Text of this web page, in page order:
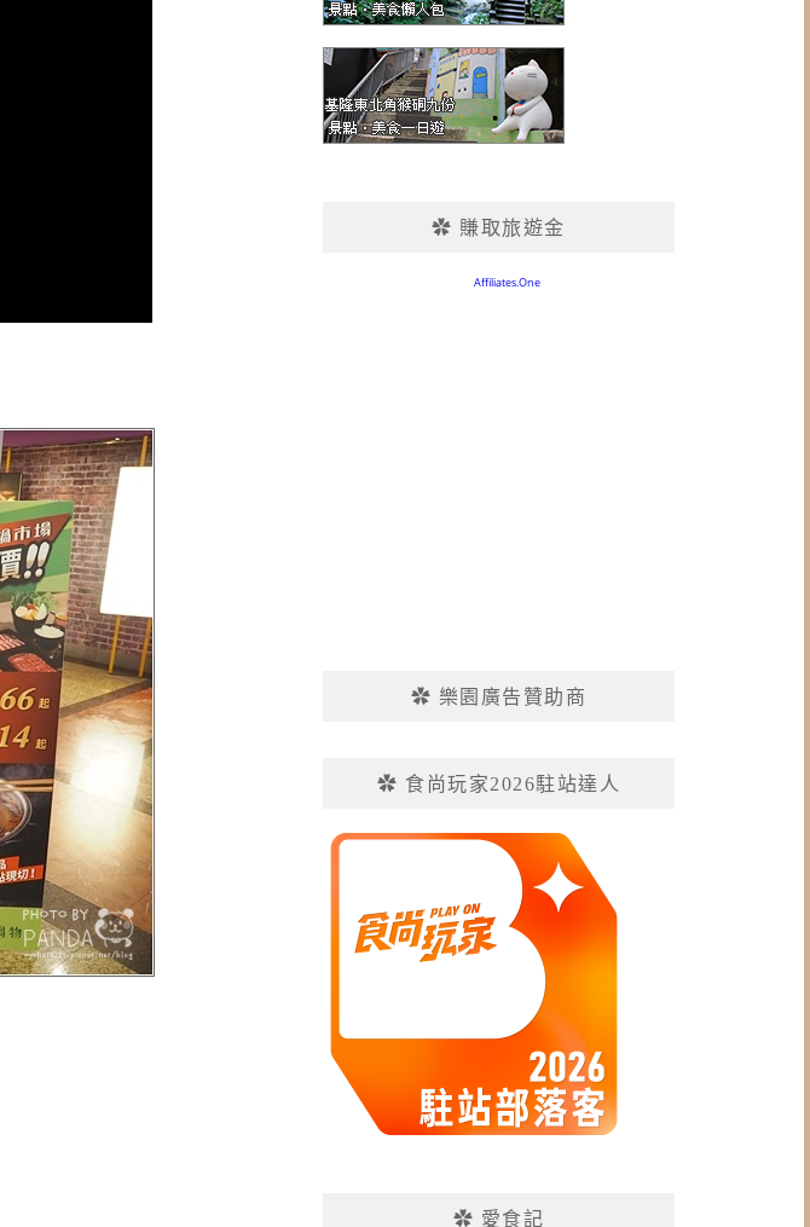
✿ 賺取旅遊金
✿ 樂園廣告贊助商
✿ 食尚玩家2026駐站達人
✿ 愛食記